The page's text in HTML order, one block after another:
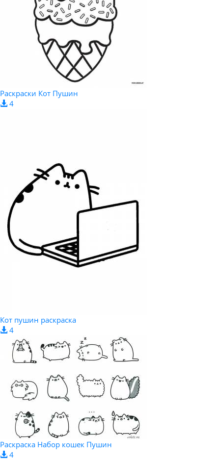
Раскраски Кот Пушин
4
Кот пушин раскраска
4
Раскраска Набор кошек Пушин
4